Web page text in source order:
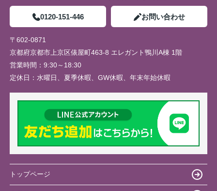
0120-151-446 お問い合わせ
〒602-0871
京都府京都市上京区俵屋町463-8 エレガント鴨川A棟 1階
営業時間： 9:30～18:30
定休日： 水曜日、夏季休暇、GW休暇、年末年始休暇
トップページ